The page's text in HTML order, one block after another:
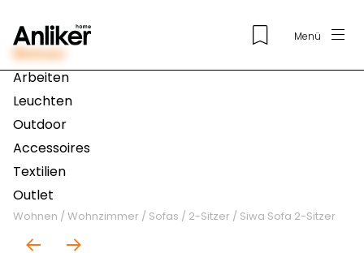
Menü
Wohnen
Arbeiten
Leuchten
Outdoor
Accessoires
Textilien
Outlet
Wohnen / Wohnzimmer / Sofas / 2-Sitzer / Siwa Sofa 2-Sitzer